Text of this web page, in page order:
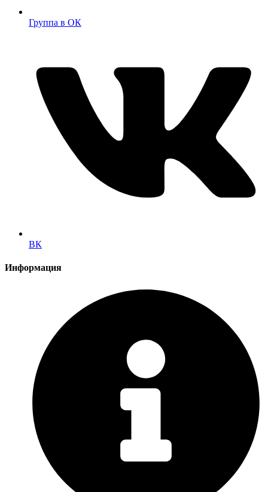
Группа в ОК
ВК
Информация